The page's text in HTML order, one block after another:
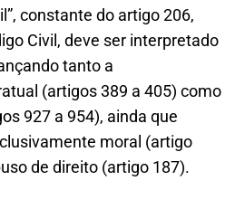
constante do artigo 206,
Civil, deve ser interpretado
tanto a
(artigos 389 a 405) como
927 a 954), ainda que
moral (artigo
de direito (artigo 187).